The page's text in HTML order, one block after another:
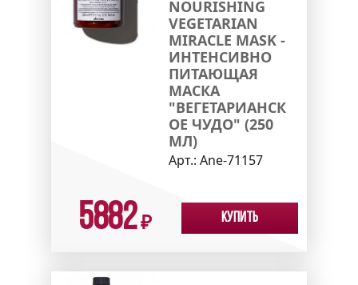
NOURISHING
VEGETARIAN
MIRACLE MASK -
ИНТЕНСИВНО
ПИТАЮЩАЯ
МАСКА
"ВЕГЕТАРИАНСК
ОЕ ЧУДО" (250
МЛ)
Арт.: Ane-71157
5882₽ Купить